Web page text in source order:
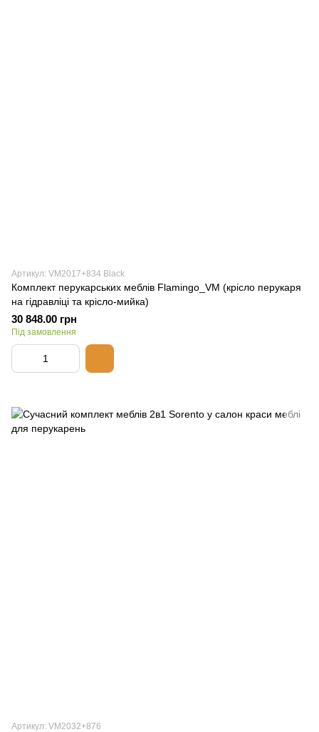
Артикул: VM2017+834 Black
Комплект перукарських меблів Flamingo_VM (крісло перукаря
на гідравліці та крісло-мийка)
30 848.00 грн
Під замовлення
Артикул: VM2032+876